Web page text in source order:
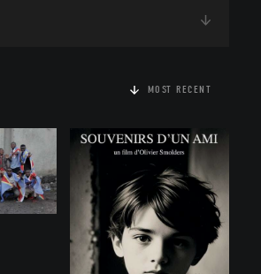
MOST RECENT